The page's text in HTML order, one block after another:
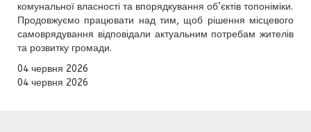
комунальної власності та впорядкування об’єктів топоніміки.
Продовжуємо працювати над тим, щоб рішення місцевого
самоврядування відповідали актуальним потребам жителів
та розвитку громади.
04 червня 2026
04 червня 2026